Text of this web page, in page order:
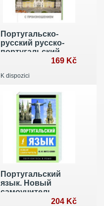
Португальско-
русский русско-
португальский
169 Kč
K dispozici
Португальский
язык. Новый
самоучитель
204 Kč